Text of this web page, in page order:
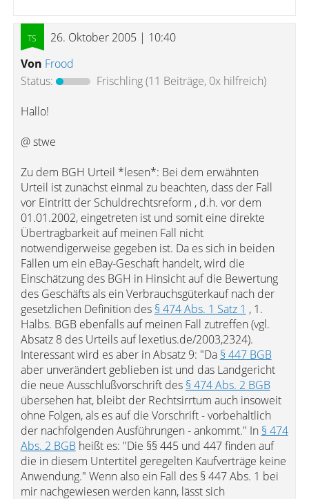
26. Oktober 2005 | 10:40
Von Frood
Status:
Frischling(11 Beiträge, 0x hilfreich)
Hallo!
@ stwe
Zu dem BGH Urteil *lesen*: Bei dem erwähnten
Urteil ist zunächst einmal zu beachten, dass der Fall
vor Eintritt der Schuldrechtsreform , d.h. vor dem
01.01.2002, eingetreten ist und somit eine direkte
Übertragbarkeit auf meinen Fall nicht
notwendigerweise gegeben ist. Da es sich in beiden
Fällen um ein eBay-Geschäft handelt, wird die
Einschätzung des BGH in Hinsicht auf die Bewertung
des Geschäfts als ein Verbrauchsgüterkauf nach der
gesetzlichen Definition des § 474 Abs. 1 Satz 1 , 1.
Halbs. BGB ebenfalls auf meinen Fall zutreffen (vgl.
Absatz 8 des Urteils auf lexetius.de/2003,2324).
Interessant wird es aber in Absatz 9: "Da § 447 BGB
aber unverändert geblieben ist und das Landgericht
die neue Ausschlußvorschrift des § 474 Abs. 2 BGB
übersehen hat, bleibt der Rechtsirrtum auch insoweit
ohne Folgen, als es auf die Vorschrift - vorbehaltlich
der nachfolgenden Ausführungen - ankommt." In § 474
Abs. 2 BGBheißt es: "Die §§ 445 und 447 finden auf
die in diesem Untertitel geregelten Kaufverträge keine
Anwendung." Wenn also ein Fall des § 447 Abs. 1 bei
mir nachgewiesen werden kann, lässt sich